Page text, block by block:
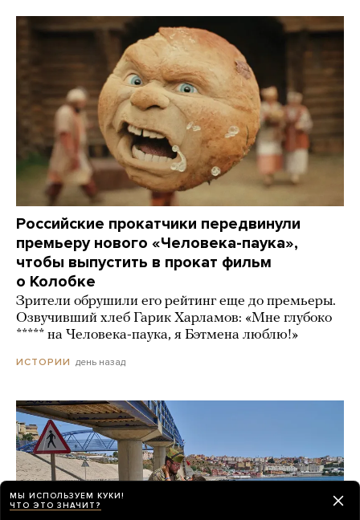
Российские прокатчики передвинули
премьеру нового «Человека-паука»,
чтобы выпустить в прокат фильм
о Колобке
Зрители обрушили его рейтинг еще до премьеры.
Озвучивший хлеб Гарик Харламов: «Мне глубоко
***** на Человека-паука, я Бэтмена люблю!»
ИСТОРИИ день назад
МЫ ИСПОЛЬЗУЕМ КУКИ!
ЧТО ЭТО ЗНАЧИТ?